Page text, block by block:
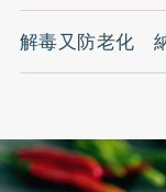
解毒又防老化